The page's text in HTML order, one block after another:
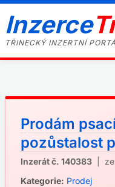
Inzerce
TŘINECKÝ INZERTNÍ
Prodám
pozůstalost
Inzerát č. 140383 | ze
Kategorie: Prodej